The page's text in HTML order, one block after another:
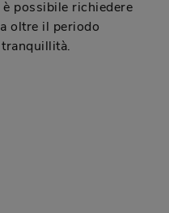
possibile richiedere
oltre il periodo